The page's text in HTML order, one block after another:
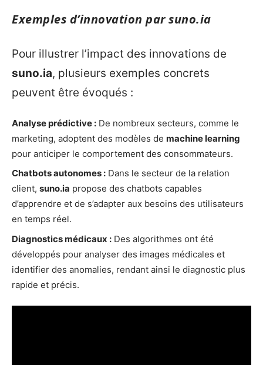
Exemples d’innovation parsuno.ia
Pour illustrer l’impact des innovations de
suno.ia, plusieurs exemples concrets
peuvent être évoqués :
Analyse prédictive : De nombreux secteurs, comme le
marketing, adoptent des modèles de machine learning
pour anticiper le comportement des consommateurs.
Chatbots autonomes : Dans le secteur de la relation
client, suno.ia propose des chatbots capables
d’apprendre et de s’adapter aux besoins des utilisateurs
en temps réel.
Diagnostics médicaux : Des algorithmes ont été
développés pour analyser des images médicales et
identifier des anomalies, rendant ainsi le diagnostic plus
rapide et précis.